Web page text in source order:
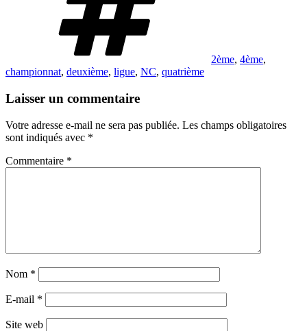
2ème, 4ème,
championnat, deuxième, ligue, NC, quatrième
Laisser un commentaire
Votre adresse e-mail ne sera pas publiée. Les champs obligatoires
sont indiqués avec *
Commentaire *
Nom *
E-mail *
Site web